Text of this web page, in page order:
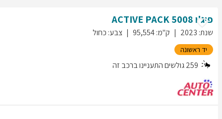
פיג'ו5008
ACTIVE PACK
שנת:
2023 ק"מ:
95,554 צבע: כחול
יד ראשונה
259גולשים התעניינו ברכב זה